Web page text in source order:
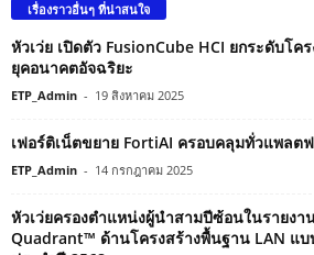
เรื่องราวอื่นๆ ที่น่าสนใจ
หัวเว่ย เปิดตัว FusionCube HCI ยกระดับโ
ยุคอนาคตอัจฉริยะ
ETP_Admin - 19 สิงหาคม 2025
เฟอร์ติเน็ตขยาย FortiAI ครอบคลุมทั่วแพลต
ETP_Admin - 14 กรกฎาคม 2025
หัวเว่ยครองตำแหน่งผู้นำสามปีซ้อนในรายง
Quadrant™ ด้านโครงสร้างพื้นฐาน LAN แบ